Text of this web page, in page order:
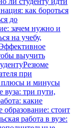
как бороться
до
зачем нужно и
на учебу,
выучить
Резюме
при
плюсы и минусы
вуза: три пути,
какие
стоит
работа в вузе: